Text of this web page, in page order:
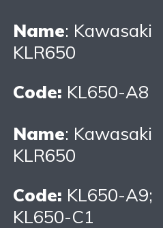
Name: Kawasaki
KLR650
Code: KL650-A8
Name: Kawasaki
KLR650
Code: KL650-A9;
KL650-C1